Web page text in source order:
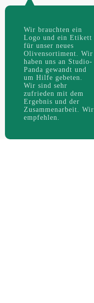
Wir brauchten ein
Logo und ein Etikett
für unser neues
Olivensortiment. Wir
haben uns an Studio-
Panda gewandt und
um Hilfe gebeten.
Wir sind sehr
zufrieden mit dem
Ergebnis und der
Zusammenarbeit. Wir
empfehlen.